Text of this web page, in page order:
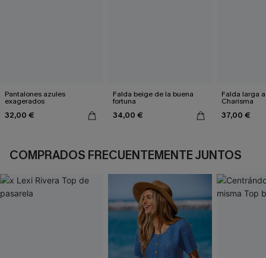
Pantalones azules
exagerados
32,00 €
Falda beige de la buena
fortuna
34,00 €
Falda larga
Charisma
37,00 €
COMPRADOS FRECUENTEMENTE JUNTOS